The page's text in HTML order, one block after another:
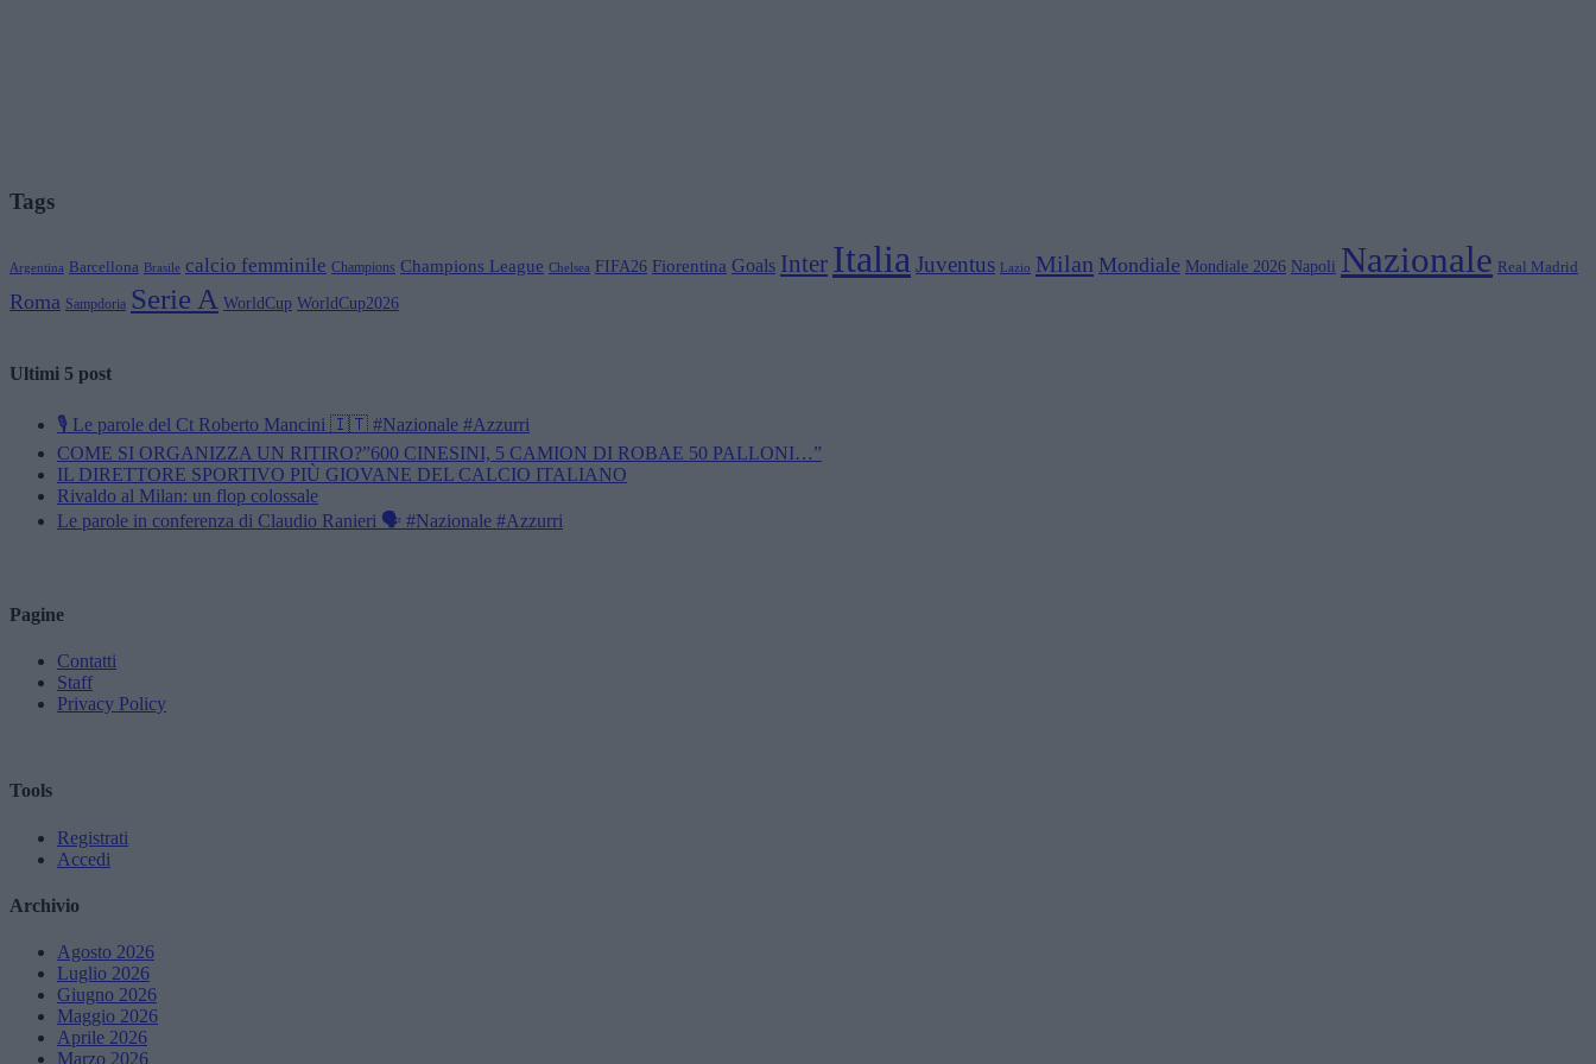
Tags
Argentina Barcellona Brasile calcio femminile Champions Champions League Chelsea FIFA26 Fiorentina Goals Inter Italia Juventus Lazio Milan Mondiale Mondiale 2026 Napoli Nazionale Real Madrid
Roma Sampdoria Serie A WorldCup WorldCup2026
Ultimi 5 post
🎙️ Le parole del Ct Roberto Mancini 🇮🇹 #Nazionale #Azzurri
COME SI ORGANIZZA UN RITIRO?”600 CINESINI, 5 CAMION DI ROBAE 50 PALLONI…”
IL DIRETTORE SPORTIVO PIÙ GIOVANE DEL CALCIO ITALIANO
Rivaldo al Milan: un flop colossale
Le parole in conferenza di Claudio Ranieri 🗣️ #Nazionale #Azzurri
Pagine
Contatti
Staff
Privacy Policy
Tools
Registrati
Accedi
Archivio
Agosto 2026
Luglio 2026
Giugno 2026
Maggio 2026
Aprile 2026
Marzo 2026